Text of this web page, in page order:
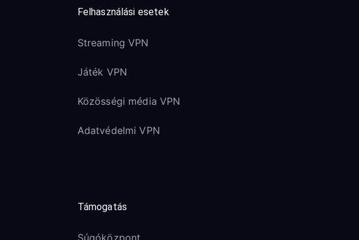
Felhasználási esetek
Streaming VPN
Játék VPN
Közösségi média VPN
Adatvédelmi VPN
Támogatás
Súgóközpont